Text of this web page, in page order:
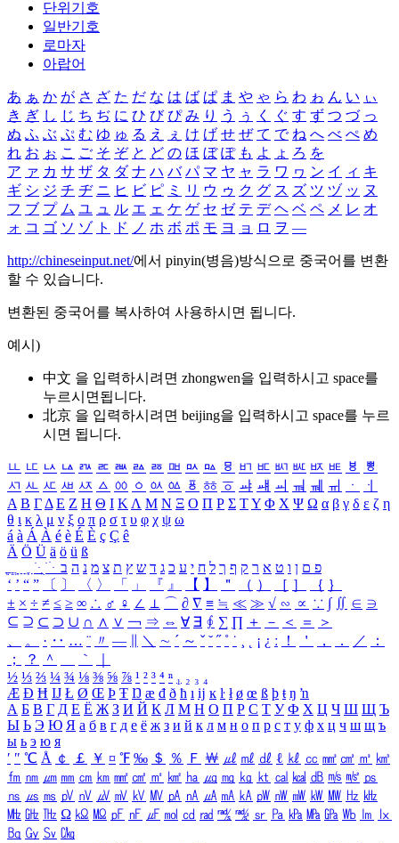
단위기호
일반기호
로마자
아랍어
あ ぁ か が さ ざ た だ な は ば ぱ ま や ゃ ら わ ゎ ん い ぃ
き ぎ し じ ち ぢ に ひ び ぴ み り う ぅ く ぐ す ず つ づ っ
ぬ ふ ぶ ぷ む ゆ ゅ る え ぇ け げ せ ぜ て で ね へ べ ぺ め
れ お ぉ こ ご そ ぞ と ど の ほ ぼ ぽ も よ ょ ろ を
ア ァ カ サ ザ タ ダ ナ ハ バ パ マ ヤ ャ ラ ワ ヮ ン イ ィ キ
ギ シ ジ チ ヂ ニ ヒ ビ ピ ミ リ ウ ゥ ク グ ス ズ ツ ヅ ッ ヌ
フ ブ プ ム ユ ュ ル エ ェ ケ ゲ セ ゼ テ デ ヘ ベ ペ メ レ オ
ォ コ ゴ ソ ゾ ト ド ノ ホ ボ ポ モ ヨ ョ ロ ヲ ―
http://chineseinput.net/에서 pinyin(병음)방식으로 중국어를 변환
할 수 있습니다.
변환된 중국어를 복사하여 사용하시면 됩니다.
예시)
中文 을 입력하시려면 zhongwen을 입력하시고 space를
누르시면됩니다.
北京 을 입력하시려면 beijing을 입력하시고 space를 누르
시면 됩니다.
ㅥ ㅦ ㅧ ㅨ ㅩ ㅪ ㅫ ㅬ ㅭ ㅮ ㅯ ㅰ ㅱ ㅲ ㅳ ㅴ ㅵ ㅶ ㅷ ㅸ
ㅹ
ㅺ ㅻ ㅼ ㅽ ㅾ ㅿ ㆀ ㆁ ㆂ ㆃ ㆄ ㆅ ㆆ ㆇ ㆈ ㆉ ㆊ ㆋ ㆌ ㆍ
ㆎ
Α Β ΓΔ Ε Ζ Η Θ Ι ΚΛ Μ Ν Ξ Ο Π Ρ Σ ΤΥ Φ Χ Ψ Ω α β γ δ ε ζ η
θ ι κ λ μ ν ξ ο π ρ σ τ υ φ χ ψ ω
á à Á À é è É È ç Ç ê
Ä Ö Ü ä ö ü ß
ִֶֹ ֻּ ׁׂ פ ם ן ו ט א ר ק ף ך ל ח י ע כ ג ד ש ץ ת צ מ נ ה ב
‘ ’ “ ” 〔 〕 〈 〉 「 」 『 』 【 】 ＂ （ ） ［ ］ ｛ ｝
± × ÷ ≠ ≤ ≥ ∞ ∴ ♂ ♀ ∠ ⊥ ⌒ ∂ ∇ ≡ ≒ ≪ ≫ √ ∽ ∝ ∵ ∫ ∬ ∈ ∋
⊆ ⊇ ⊂ ⊃ ∪ ∩ ∧ ∨ ￢ ⇒ ⇔ ∀ ∃ ∮ ∑ ∏ ＋ － ＜ ＝
＞
、
。 · ‥ … ¨ 〃 ― ＼ ∼ ´ ～ ˇ ˘ ˝ ˚ ˙ ¸ ¡ ¿ ː ！ ＇ ， ． ／
：
；
？ ＾ ｀
½ ⅓ ⅔ ¼ ¾ ⅛ ⅜ ⅝ ⅞ ¹ ² ³ ⁴ ⁿ ₁ ₂ ₃ ₄
Æ Ð Ħ Ĳ Ł Ø Œ Þ Ŧ Ŋ æ đ ð ħ ı ĳ ĸ ŀ ł ø œ ß þ ŧ ŋ ŉ
А Б В Г Д Е Ё Ж З И Й К Л М Н О П Р С Т У Ф Х Ц Ч Ш Щ Ъ
Ы Ь Э Ю Я а б в г д е ё ж з и й к л м н о п р с т у ф х ц ч ш щ ъ
ы ь э ю я
′ ″ ℃ Å ￠ ￡ ￥ ¤ ℉ ‰ ＄ ％ Ｆ ￦ ㎕ ㎖ ㎗ ℓ ㎘ ㏄ ㎣ ㎤ ㎥ ㎦
㎙ ㎚ ㎛ ㎜ ㎝ ㎞ ㎟ ㎠ ㎡ ㎢ ㏊ ㎍ ㎎ ㎏ ㏏ ㎈ ㎉ ㏈ ㎧ ㎨ ㎰
㎱ ㎲ ㎳ ㎴ ㎵ ㎶ ㎷ ㎸ ㎹ ㎀ ㎁ ㎂ ㎃ ㎄ ㎺ ㎻ ㎽ ㎾ ㎿ ㎐ ㎑
㎒ ㎓ ㎔ Ω ㏀ ㏁ ㎊ ㎋ ㎌ ㏖ ㏅ ㎭ ㎮ ㎯ ㏛ ㎩ ㎪ ㎫ ㎬ ㏝ ㏐
㏓
㏃ ㏉ ㏜ ㏆